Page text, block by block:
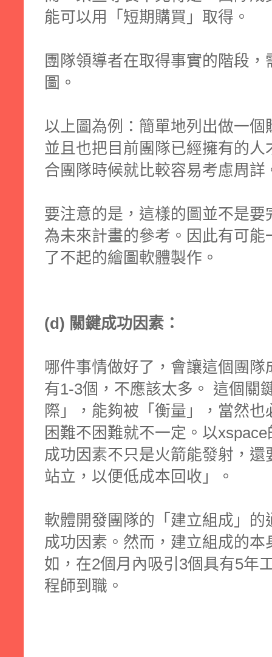
能可以用「短期購買」取得。
團隊領導者在取得事實的階段
圖。
以上圖為例：簡單地列出做一
並且也把目前團隊已經擁有的
合團隊時候就比較容易考慮周詳
要注意的是，這樣的圖並不是
為未來計畫的參考。因此有可
了不起的繪圖軟體製作。
(d) 關鍵成功因素：
哪件事情做好了，會讓這個團
有1-3個，不應該太多。 這個關
際」，能夠被「衡量」，當然
困難不困難就不一定。以
成功因素不只是火箭能發射，
站立，以便低成本回收」。
軟體開發團隊的「建立組成」
成功因素。然而，建立組成的
如，在2個月內吸引3個具有5年
程師到職。